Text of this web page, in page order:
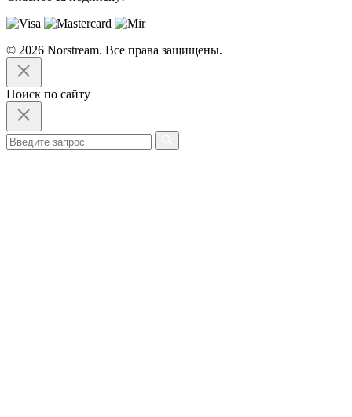
© 2026 Norstream. Все права защищены.
Поиск по сайту